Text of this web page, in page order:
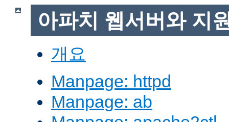
아파치 웹서버와 지
개요
Manpage: httpd
Manpage: ab